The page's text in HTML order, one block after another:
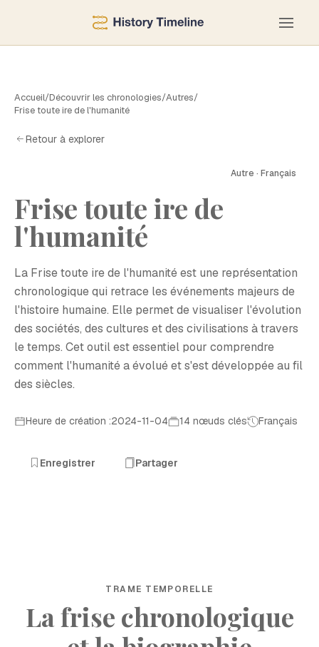
Accueil/Découvrir les chronologies/Autres/
Frise toute ire de l'humanité
Retour à explorer
Autre · Français
Frise toute ire de
l'humanité
La Frise toute ire de l'humanité est une représentation
chronologique qui retrace les événements majeurs de
l'histoire humaine. Elle permet de visualiser l'évolution
des sociétés, des cultures et des civilisations à travers
le temps. Cet outil est essentiel pour comprendre
comment l'humanité a évolué et s'est développée au fil
des siècles.
Heure de création :2024-11-04 14 nœuds clés Français
Enregistrer Partager
TRAME TEMPORELLE
La frise chronologique